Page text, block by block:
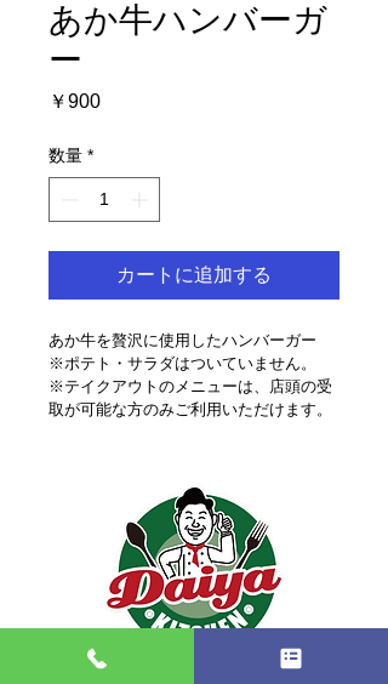
あか牛ハンバーガ
ー
￥900価
数量 *
カートに追加する
あか牛を贅沢に使用したハンバーガー
※ポテト・サラダはついていません。
※テイクアウトのメニューは、店頭の受
取が可能な方のみご利用いただけます。